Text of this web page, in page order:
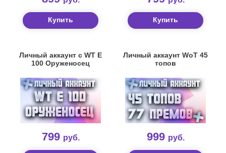
Купить Купить
Личный аккаунт с WT E
100 Оруженосец
799 руб.
Личный аккаунт WoT 45
топов
999 руб.